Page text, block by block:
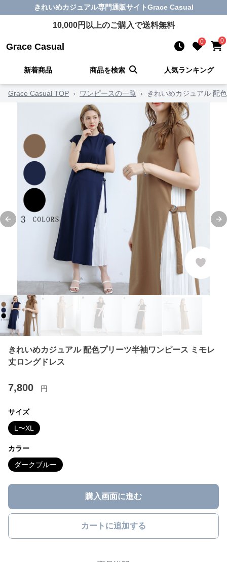
きれいめカジュアル専門通販サイトGrace Casual
10,000円以上のご購入で送料無料
Grace Casual 0 0
新着商品 商品を検索 人気ランキング
Grace Casual TOP › ワンピースの一覧 › きれいめカジュアル 配
Previous slide
きれいめカジュアル 配色プリーツ半袖ワンピース ミモレ
丈ロングドレス
7,800 円
サイズ
L〜XL
カラー
ダークブルー
購入画面に進む
カートに追加する